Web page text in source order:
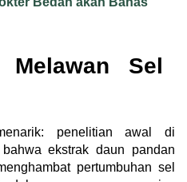
Sel
penelitian awal di
ekstrak daun pandan
pertumbuhan sel